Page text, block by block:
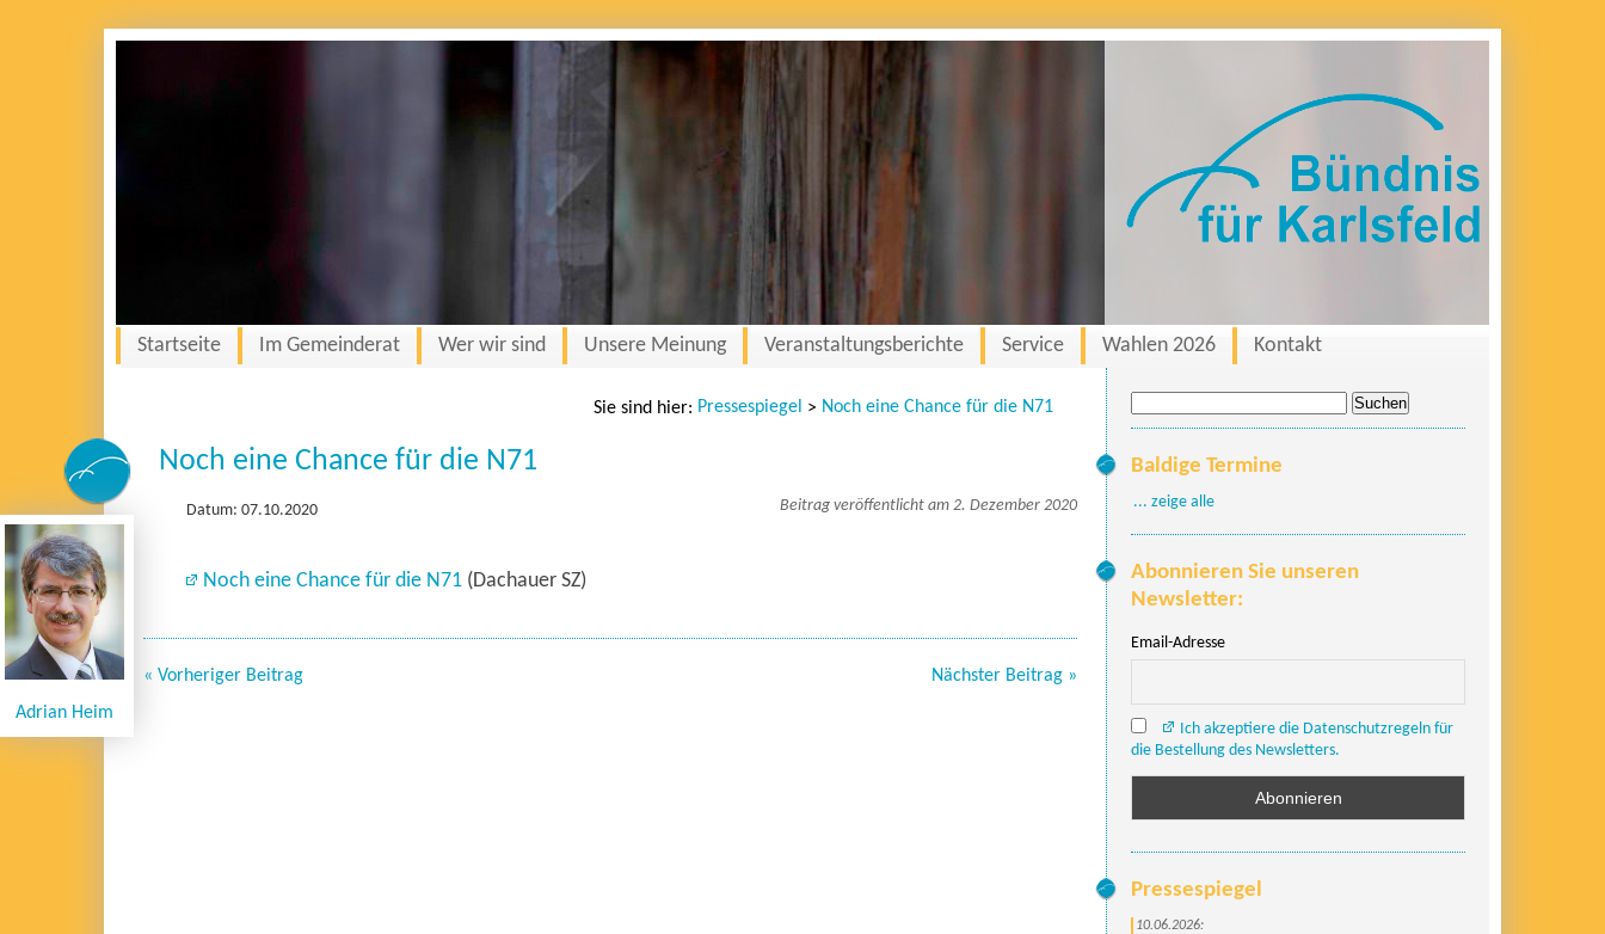
Startseite Im Gemeinderat Wer wir sind Unsere Meinung Veranstaltungsberichte Service Wahlen 2026 Kontakt
Sie sind hier: Pressespiegel > Noch eine Chance für die N71
Noch eine Chance für die N71
Datum: 07.10.2020 Beitrag veröffentlicht am 2. Dezember 2020
Adrian Heim
Noch eine Chance für die N71 (Dachauer SZ)
« Vorheriger Beitrag Nächster Beitrag »
nach:
Baldige Termine
... zeige alle
Abonnieren Sie unseren
Newsletter:
Email-Adresse
Ich akzeptiere die Datenschutzregeln für
die Bestellung des Newsletters.
Pressespiegel
10.06.2026: